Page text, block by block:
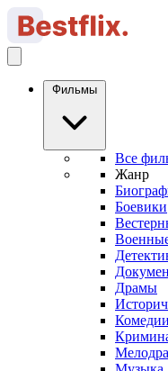
Фильмы
Все
Жанр
Боевики
Драмы
Комедии